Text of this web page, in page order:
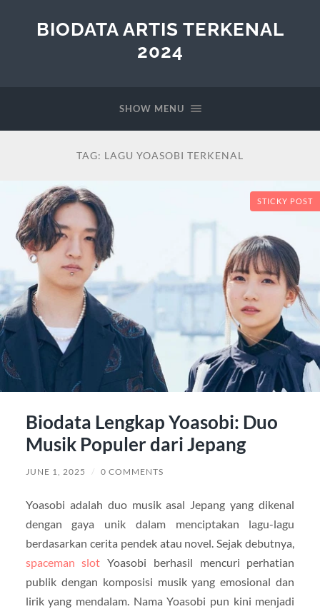
BIODATA ARTIS TERKENAL
2024
SHOW MENU
TAG: LAGU YOASOBI TERKENAL
STICKY POST
Biodata Lengkap Yoasobi: Duo
Musik Populer dari Jepang
JUNE 1, 2025 / 0 COMMENTS
Yoasobi adalah duo musik asal Jepang yang dikenal
dengan gaya unik dalam menciptakan lagu-lagu
berdasarkan cerita pendek atau novel. Sejak debutnya,
spaceman slot Yoasobi berhasil mencuri perhatian
publik dengan komposisi musik yang emosional dan
lirik yang mendalam. Nama Yoasobi pun kini menjadi